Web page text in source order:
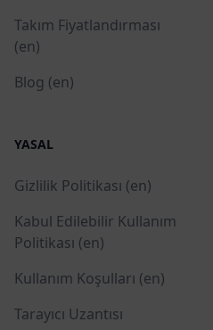
Takım Fiyatlandırması
(en)
Blog (en)
YASAL
Gizlilik Politikası (en)
Kabul Edilebilir Kullanım
Politikası (en)
Kullanım Koşulları (en)
Tarayıcı Uzantısı